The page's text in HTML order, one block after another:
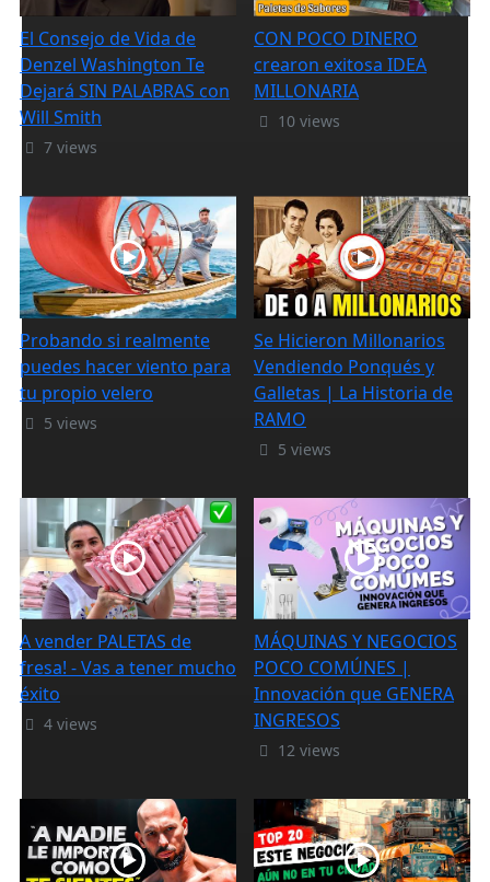
El Consejo de Vida de
Denzel Washington Te
Dejará SIN PALABRAS con
Will Smith
7 views
CON POCO DINERO
crearon exitosa IDEA
MILLONARIA
10 views
Probando si realmente
puedes hacer viento para
tu propio velero
5 views
Se Hicieron Millonarios
Vendiendo Ponqués y
Galletas | La Historia de
RAMO
5 views
A vender PALETAS de
fresa! - Vas a tener mucho
éxito
4 views
MÁQUINAS Y NEGOCIOS
POCO COMÚNES |
Innovación que GENERA
INGRESOS
12 views